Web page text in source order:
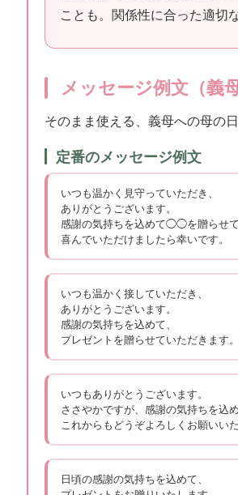
ことも。関係性に合った適切
メッセージ例文（義
そのまま使える、義母への母の
定番のメッセージ例文
いつも温かく見守っていただき、
ありがとうございます。
感謝の気持ちを込めて◯◯を贈らせて
喜んでいただけましたら幸いです。
いつも温かく接していただき、
ありがとうございます。
感謝の気持ちを込めて、
プレゼントを贈らせていただきます。
いつもありがとうございます。
ささやかですが、感謝の気持ちを込
これからもどうぞよろしくお願いいた
日頃の感謝の気持ちを込めて、